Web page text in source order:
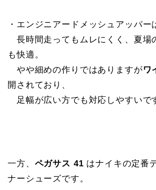
・エンジニアードメッシュアッパー
長時間走ってもムレにくく、夏場
も快適。
やや細めの作りではありますがワ
開されており、
足幅が広い方でも対応しやすいで
一方、 ペガサス 41 はナイキの定番
ナーシューズです。